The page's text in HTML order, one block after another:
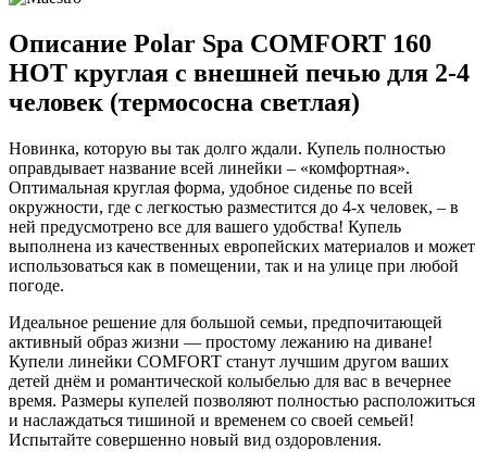
Описание Polar Spa COMFORT 160
HOT круглая с внешней печью для 2-4
человек (термососна светлая)
Новинка, которую вы так долго ждали. Купель полностью
оправдывает название всей линейки – «комфортная».
Оптимальная круглая форма, удобное сиденье по всей
окружности, где с легкостью разместится до 4-х человек, – в
ней предусмотрено все для вашего удобства! Купель
выполнена из качественных европейских материалов и может
использоваться как в помещении, так и на улице при любой
погоде.
Идеальное решение для большой семьи, предпочитающей
активный образ жизни — простому лежанию на диване!
Купели линейки COMFORT станут лучшим другом ваших
детей днём и романтической колыбелью для вас в вечернее
время. Размеры купелей позволяют полностью расположиться
и наслаждаться тишиной и временем со своей семьей!
Испытайте совершенно новый вид оздоровления.